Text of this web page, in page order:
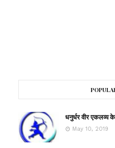
धनुर्धर वीर एकलव्य
May 10, 2019